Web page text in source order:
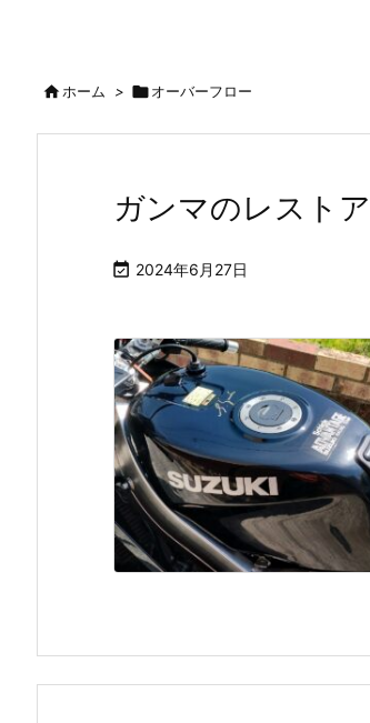
ホーム > オーバーフロー
ガンマのレスト
 2024年6月27日